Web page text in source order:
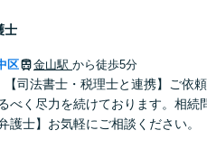
士
区 金山駅 から徒歩5分
【司法書士・税理士と連携】ご依
べく尽力を続けております。相続
護士】お気軽にご相談ください。